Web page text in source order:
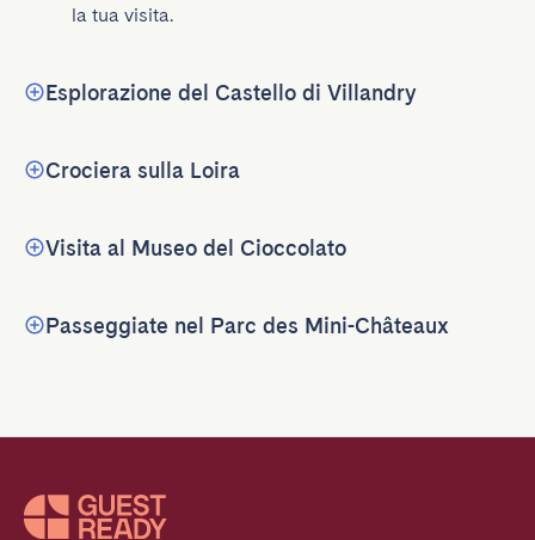
la tua visita.
Esplorazione del Castello di Villandry
Crociera sulla Loira
Visita al Museo del Cioccolato
Passeggiate nel Parc des Mini-Châteaux